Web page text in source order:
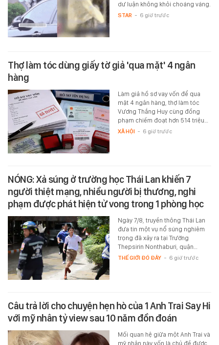
dư luận không khỏi choáng váng.
STAR - 6 giờ trước
Thợ làm tóc dùng giấy tờ giả 'qua mặt' 4 ngân
hàng
Làm giả hồ sơ vay vốn để qua
mặt 4 ngân hàng, thợ làm tóc
Vương Thắng Huy cùng đồng
phạm chiếm đoạt hơn 514 triệu…
XÃ HỘI - 6 giờ trước
NÓNG: Xả súng ở trường học Thái Lan khiến 7
người thiệt mạng, nhiều người bị thương, nghi
phạm được phát hiện tử vong trong 1 phòng học
Ngày 7/8, truyền thông Thái Lan
đưa tin một vụ nổ súng nghiêm
trọng đã xảy ra tại Trường
Thepsirin Nonthaburi, quận…
THẾ GIỚI ĐÓ ĐÂY - 6 giờ trước
Câu trả lời cho chuyện hẹn hò của 1 Anh Trai Say Hi
với mỹ nhân tỷ view sau 10 năm đồn đoán
Mối quan hệ giữa một Anh Trai và
mỹ nhân này vốn là chủ đề được